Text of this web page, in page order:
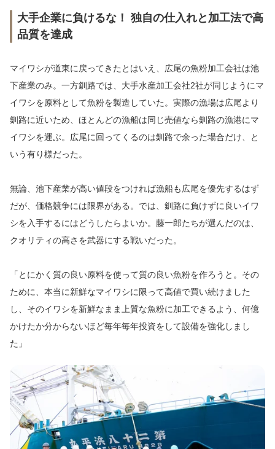
大手企業に負けるな！ 独自の仕入れと加工法で高
品質を達成
マイワシが道東に戻ってきたとはいえ、広尾の魚粉加工会社は池
下産業のみ。一方釧路では、大手水産加工会社2社が同じようにマ
イワシを原料として魚粉を製造していた。実際の漁場は広尾より
釧路に近いため、ほとんどの漁船は同じ売値なら釧路の漁港にマ
イワシを運ぶ。広尾に回ってくるのは釧路で余った場合だけ、と
いう有り様だった。
無論、池下産業が高い値段をつければ漁船も広尾を優先するはず
だが、価格競争には限界がある。では、釧路に負けずに良いイワ
シを入手するにはどうしたらよいか。藤一郎たちが選んだのは、
クオリティの高さを武器にする戦いだった。
「とにかく質の良い原料を使って質の良い魚粉を作ろうと。その
ために、本当に新鮮なマイワシに限って高値で買い続けました
し、そのイワシを新鮮なまま上質な魚粉に加工できるよう、何億
かけたか分からないほど毎年毎年投資をして設備を強化しまし
た」